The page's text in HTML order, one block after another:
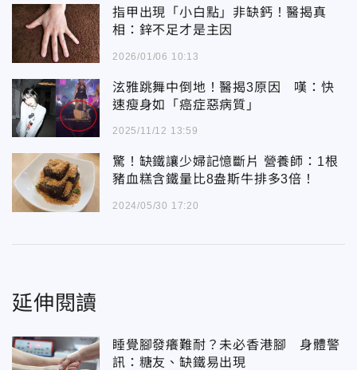
指甲出現「小白點」非缺鈣！醫揭真
相：鋅不足才是主因
2026/01/06 10:13
泫雅跳舞中倒地！醫揭3原因 嘆：快
速瘦身如「癌症惡病質」
2025/11/12 13:59
驚！缺鐵讓少婦記憶斷片 營養師：1根
豬血糕含鐵量比8盎斯牛排多3倍！
2024/05/30 17:20
延伸閱讀
睡覺腳發癢難耐？未必香港腳 身體警
訊：糖友、缺鐵易出現